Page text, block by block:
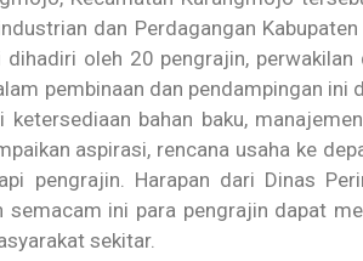
dan Perdagangan
oleh 20 pengrajin,
pembinaan dan pendampingan
bahan baku,
aspirasi, rencana usaha ke
pengrajin. Harapan dari Dinas
ini para pengrajin dapat
sekitar.